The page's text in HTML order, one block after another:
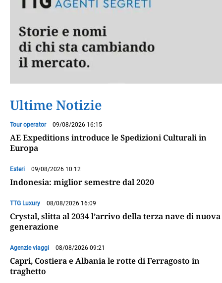
Ultime Notizie
Tour operator 09/08/2026 16:15
AE Expeditions introduce le Spedizioni Culturali in
Europa
Esteri 09/08/2026 10:12
Indonesia: miglior semestre dal 2020
TTG Luxury 08/08/2026 16:09
Crystal, slitta al 2034 l’arrivo della terza nave di nuova
generazione
Agenzie viaggi 08/08/2026 09:21
Capri, Costiera e Albania le rotte di Ferragosto in
traghetto